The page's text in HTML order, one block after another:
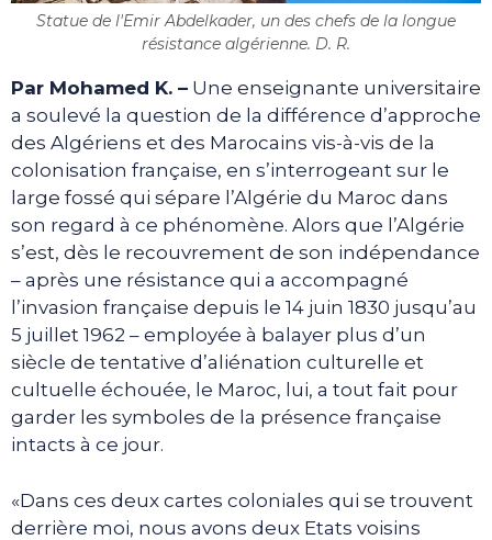
Statue de l'Emir Abdelkader, un des chefs de la longue
résistance algérienne. D. R.
Par Mohamed K. – Une enseignante universitaire
a soulevé la question de la différence d’approche
des Algériens et des Marocains vis-à-vis de la
colonisation française, en s’interrogeant sur le
large fossé qui sépare l’Algérie du Maroc dans
son regard à ce phénomène. Alors que l’Algérie
s’est, dès le recouvrement de son indépendance
– après une résistance qui a accompagné
l’invasion française depuis le 14 juin 1830 jusqu’au
5 juillet 1962 – employée à balayer plus d’un
siècle de tentative d’aliénation culturelle et
cultuelle échouée, le Maroc, lui, a tout fait pour
garder les symboles de la présence française
intacts à ce jour.
«Dans ces deux cartes coloniales qui se trouvent
derrière moi, nous avons deux Etats voisins